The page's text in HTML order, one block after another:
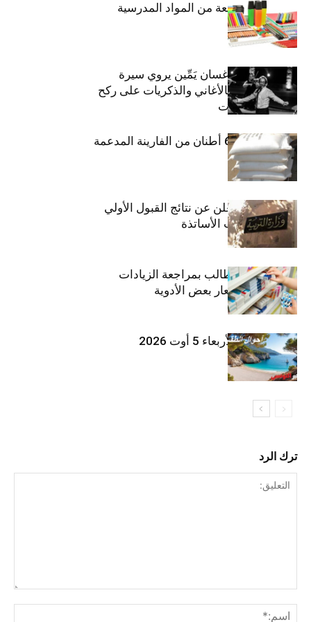
حجز 1926 قطعة من المواد المدرسية
الفنان اللبناني غسان يَمِّين يروي سيرة
شارل أزنافور بالأغاني والذكريات على ركح
مسرح الحمامات
منوبة: حجز 6،3 أطنان من الفارينة المدعمة
وزارة التربية تعلن عن نتائج القبول الأولي
لمناظرة انتداب الأساتذة
اتحاد الشغل يطالب بمراجعة الزيادات
الأخيرة في أسعار بعض الأدوية
طقس اليوم الأربعاء 5 أوت 2026
ترك الرد